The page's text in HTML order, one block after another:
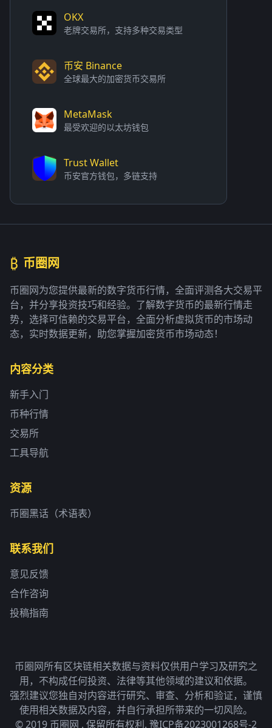
OKX
老牌交易所，支持多种交易类型
币安 Binance
全球最大的加密货币交易所
MetaMask
最受欢迎的以太坊钱包
Trust Wallet
币安官方钱包，多链支持
₿ 币圈网
币圈网为您提供最新的数字货币行情，全面评测各大交易平
台，并分享投资技巧和经验。了解数字货币的最新行情走
势，选择可信赖的交易平台，全面分析虚拟货币的市场动
态，实时数据更新，助您掌握加密货币市场动态！
内容分类
新手入门
币种行情
交易所
工具导航
资源
币圈黑话（术语表）
联系我们
意见反馈
合作咨询
投稿指南
币圈网所有区块链相关数据与资料仅供用户学习及研究之
用，不构成任何投资、法律等其他领域的建议和依据。
强烈建议您独自对内容进行研究、审查、分析和验证，谨慎
使用相关数据及内容，并自行承担所带来的一切风险。
© 2019 币圈网 . 保留所有权利. 豫ICP备2023001268号-2